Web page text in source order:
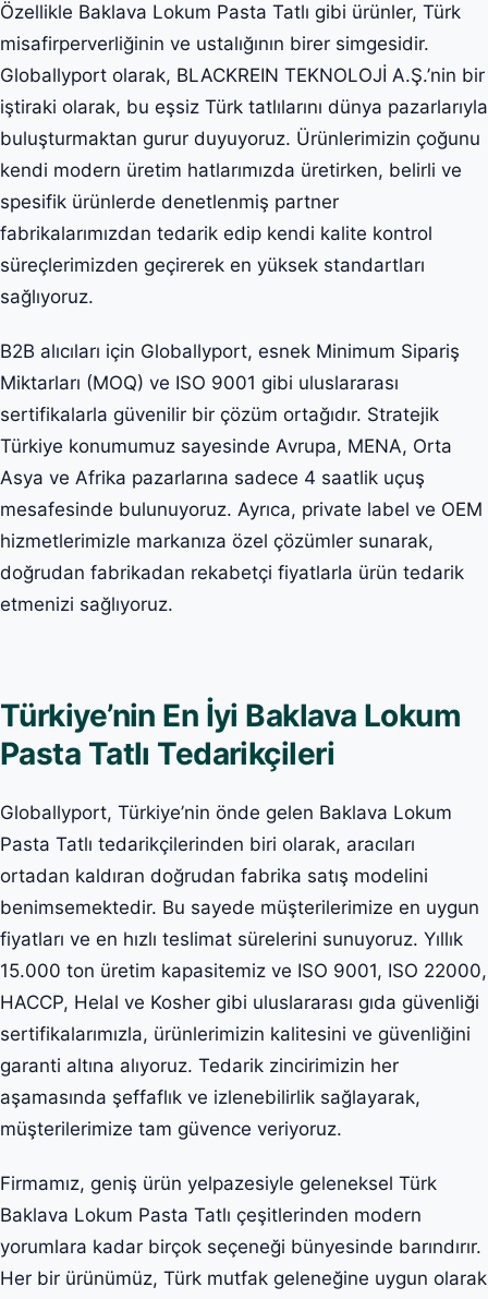
Özellikle Baklava Lokum Pasta Tatlı gibi ürünler, Türk
misafirperverliğinin ve ustalığının birer simgesidir.
Globallyport olarak, BLACKREIN TEKNOLOJİ A.Ş.’nin bir
iştiraki olarak, bu eşsiz Türk tatlılarını dünya pazarlarıyla
buluşturmaktan gurur duyuyoruz. Ürünlerimizin çoğunu
kendi modern üretim hatlarımızda üretirken, belirli ve
spesifik ürünlerde denetlenmiş partner
fabrikalarımızdan tedarik edip kendi kalite kontrol
süreçlerimizden geçirerek en yüksek standartları
sağlıyoruz.
B2B alıcıları için Globallyport, esnek Minimum Sipariş
Miktarları (MOQ) ve ISO 9001 gibi uluslararası
sertifikalarla güvenilir bir çözüm ortağıdır. Stratejik
Türkiye konumumuz sayesinde Avrupa, MENA, Orta
Asya ve Afrika pazarlarına sadece 4 saatlik uçuş
mesafesinde bulunuyoruz. Ayrıca, private label ve OEM
hizmetlerimizle markanıza özel çözümler sunarak,
doğrudan fabrikadan rekabetçi fiyatlarla ürün tedarik
etmenizi sağlıyoruz.
Türkiye’nin En İyi Baklava Lokum
Pasta Tatlı Tedarikçileri
Globallyport, Türkiye’nin önde gelen Baklava Lokum
Pasta Tatlı tedarikçilerinden biri olarak, aracıları
ortadan kaldıran doğrudan fabrika satış modelini
benimsemektedir. Bu sayede müşterilerimize en uygun
fiyatları ve en hızlı teslimat sürelerini sunuyoruz. Yıllık
15.000 ton üretim kapasitemiz ve ISO 9001, ISO 22000,
HACCP, Helal ve Kosher gibi uluslararası gıda güvenliği
sertifikalarımızla, ürünlerimizin kalitesini ve güvenliğini
garanti altına alıyoruz. Tedarik zincirimizin her
aşamasında şeffaflık ve izlenebilirlik sağlayarak,
müşterilerimize tam güvence veriyoruz.
Firmamız, geniş ürün yelpazesiyle geleneksel Türk
Baklava Lokum Pasta Tatlı çeşitlerinden modern
yorumlara kadar birçok seçeneği bünyesinde barındırır.
Her bir ürünümüz, Türk mutfak geleneğine uygun olarak